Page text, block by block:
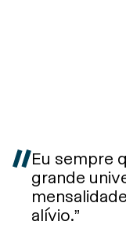
Eu sempre
grande
alívio.”